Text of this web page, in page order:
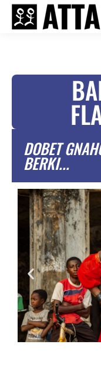
DOBET
BERKI...